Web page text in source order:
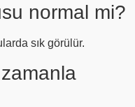
normal mi?
sık görülür.